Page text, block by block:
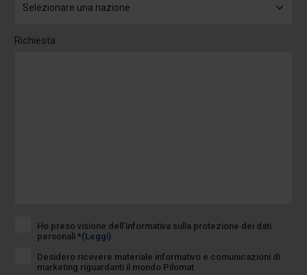
Richiesta
Ho preso visione dell’informativa sulla protezione dei dati
personali *(Leggi)
Desidero ricevere materiale informativo e comunicazioni di
marketing riguardanti il mondo Pilomat